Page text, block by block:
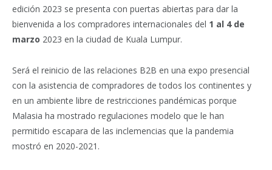
edición 2023 se presenta con puertas abiertas para dar la
bienvenida a los compradores internacionales del 1 al 4 de
marzo 2023 en la ciudad de Kuala Lumpur.
Será el reinicio de las relaciones B2B en una expo presencial
con la asistencia de compradores de todos los continentes y
en un ambiente libre de restricciones pandémicas porque
Malasia ha mostrado regulaciones modelo que le han
permitido escapara de las inclemencias que la pandemia
mostró en 2020-2021.